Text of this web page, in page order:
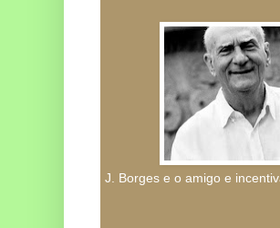
J. Borges e o amigo e